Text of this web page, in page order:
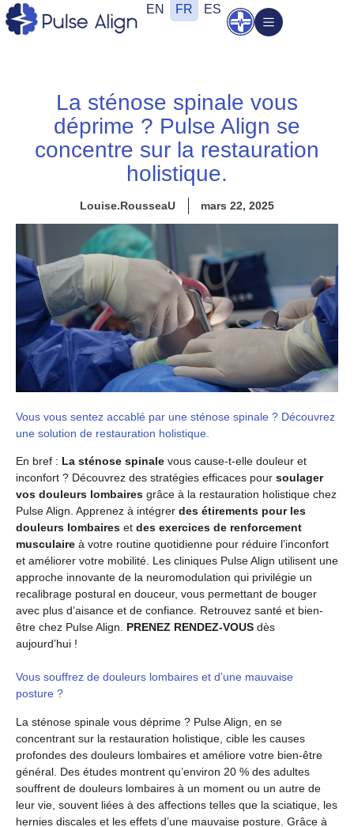
Aller
au
EN FR ES
Ouvrir
La sténose spinale vous
déprime ? Pulse Align se
concentre sur la restauration
holistique.
Louise.RousseaU mars 22, 2025
Vous vous sentez accablé par une sténose spinale ? Découvrez
une solution de restauration holistique.
En bref : La sténose spinale vous cause-t-elle douleur et
inconfort ? Découvrez des stratégies efficaces pour soulager
vos douleurs lombaires grâce à la restauration holistique chez
Pulse Align. Apprenez à intégrer des étirements pour les
douleurs lombaires et des exercices de renforcement
musculaire à votre routine quotidienne pour réduire l’inconfort
et améliorer votre mobilité. Les cliniques Pulse Align utilisent une
approche innovante de la neuromodulation qui privilégie un
recalibrage postural en douceur, vous permettant de bouger
avec plus d’aisance et de confiance. Retrouvez santé et bien-
être chez Pulse Align. PRENEZ RENDEZ-VOUS dès
aujourd’hui !
Vous souffrez de douleurs lombaires et d’une mauvaise
posture ?
La sténose spinale vous déprime ? Pulse Align, en se
concentrant sur la restauration holistique, cible les causes
profondes des douleurs lombaires et améliore votre bien-être
général. Des études montrent qu’environ 20 % des adultes
souffrent de douleurs lombaires à un moment ou un autre de
leur vie, souvent liées à des affections telles que la sciatique, les
hernies discales et les effets d’une mauvaise posture. Grâce à